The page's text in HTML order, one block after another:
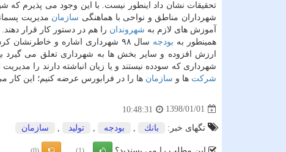
تحقیقات نشان داد اینطور نیست. با این وجود می پذیرم كه
شهرداران مناطق و نواحی با هماهنگی سازمان مدیریت
آموزش های لازم به شهروندان را هم در دستور كار قرار
همینطور به بودجه
سال ۹۸ شهرداری اشاره و
ارزش افزوده و سایر بخش ها به شهرداری تعلق می گیرد
شهرداری كه سودده نیستند و یا زیان انباشته دارند را
شركت ها و سازمان ها را در فرابورس عرضه كنیم؛ این كار
1398/01/01
10:48:31
تگهای خبر: بانك بودجه تولید سازمان